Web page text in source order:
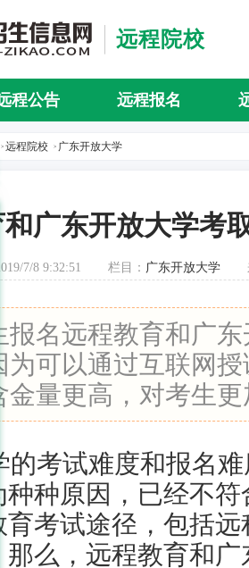
远程院校
程公告 远程报名
> 远程院校 > 广东开放大学
广东开放大学考
7/8 9:32:51 栏目： 广东开放大学
报名远程教育和广
为可以通过互联网
金量更高，对考生
的考试难度和报名
种原因，已经不
考试途径，包括
那么，远程教育和